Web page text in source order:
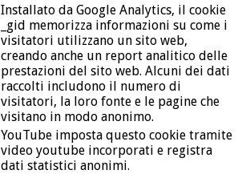
Installato da Google Analytics, il cookie
_gid memorizza informazioni su come i
visitatori utilizzano un sito web,
creando anche un report analitico delle
prestazioni del sito web. Alcuni dei dati
raccolti includono il numero di
visitatori, la loro fonte e le pagine che
visitano in modo anonimo.
YouTube imposta questo cookie tramite
video youtube incorporati e registra
dati statistici anonimi.